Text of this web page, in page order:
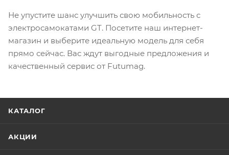
Не упустите шанс улучшить свою мобильность с
электросамокатами GT. Посетите наш интернет-
магазин и выберите идеальную модель для себя
прямо сейчас. Вас ждут выгодные предложения и
качественный сервис от Futumag.
КАТАЛОГ
АКЦИИ